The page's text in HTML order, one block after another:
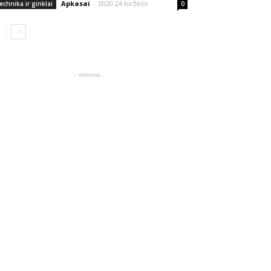
ir ginklai Apkasai - 2020 24 birželio 0
- reklama -